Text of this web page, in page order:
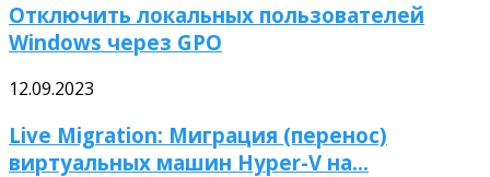
Отключить локальных пользователей
Windows через GPO
12.09.2023
Live Migration: Миграция (перенос)
виртуальных машин Hyper-V на...